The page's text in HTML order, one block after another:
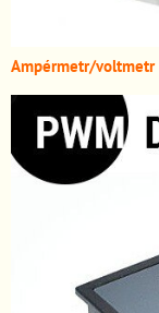
Ampérmetr/voltmetr